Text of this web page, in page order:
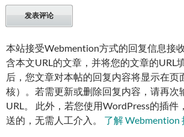
本站接受Webmention方式的回复信息接
含本文URL的文章，并将您的文章的URL
后，您文章对本帖的回复内容将显示在页
核）。若需更新或删除回复内容，请再次
URL。 此外，若您使用WordPress的插件
送的，无需人工介入。 了解 Webmention